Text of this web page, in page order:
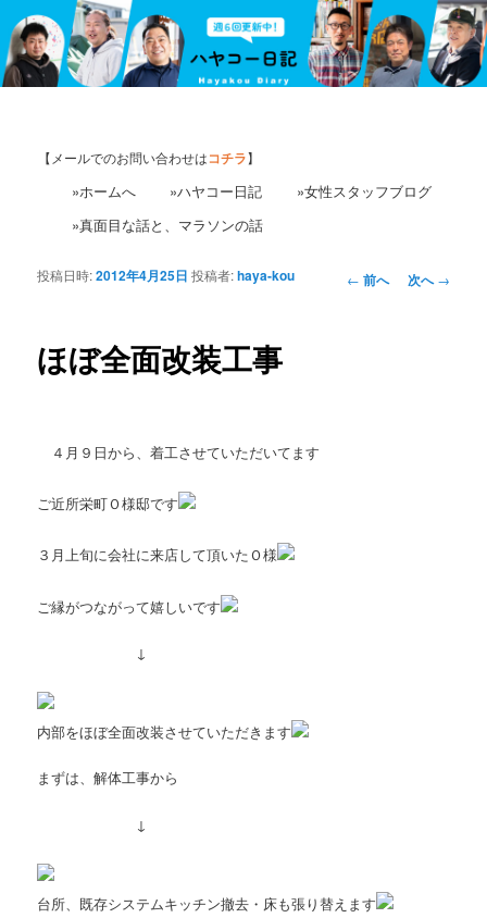
【メールでのお問い合わせはコチラ】
»ホームへ »ハヤコー日記
»女性スタッフブログ
»真面目な話と、マラソンの話
投
← 前へ 次へ→
ほぼ全面改装工事
投稿日時:2012年4月25日 投稿者:haya-kou
４月９日から、着工させていただいてます
ご近所栄町Ｏ様邸です
３月上旬に会社に来店して頂いたＯ様
ご縁がつながって嬉しいです
↓
内部をほぼ全面改装させていただきます
まずは、解体工事から
↓
台所、既存システムキッチン撤去・床も張り替えます